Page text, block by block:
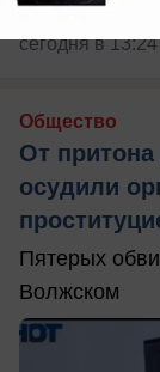
сегодня в 13:24
Общество
От
осудили
Пятерых
Волжском